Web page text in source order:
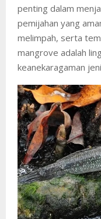
penting dalam
pemijahan yang
melimpah, serta
mangrove adalah
keanekaragaman